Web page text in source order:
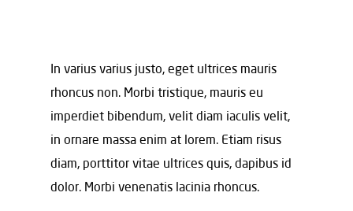
In varius varius justo, eget ultrices mauris
rhoncus non. Morbi tristique, mauris eu
imperdiet bibendum, velit diam iaculis velit,
in ornare massa enim at lorem. Etiam risus
diam, porttitor vitae ultrices quis, dapibus id
dolor. Morbi venenatis lacinia rhoncus.